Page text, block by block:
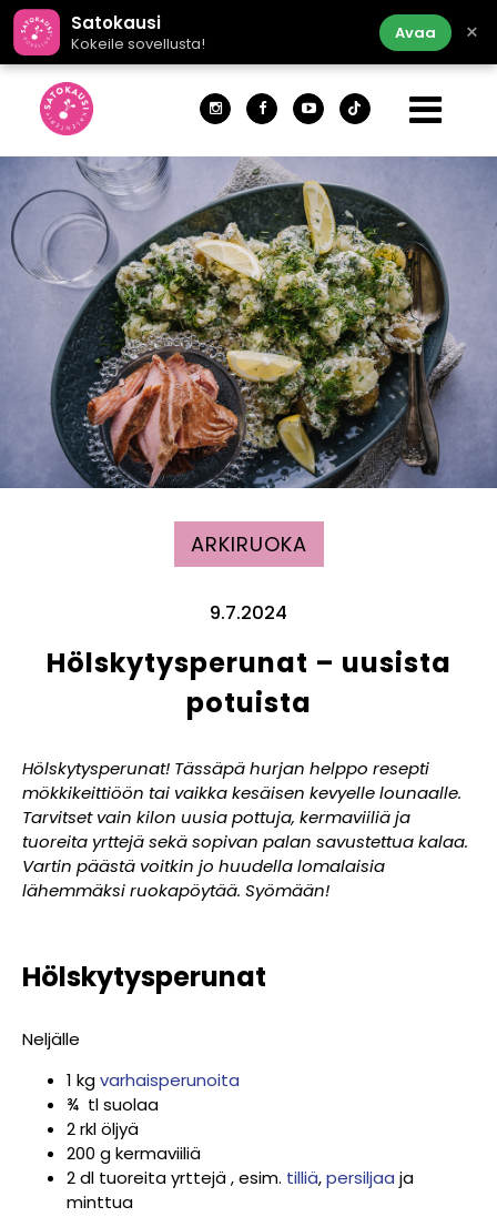
Satokausi
Kokeile sovellusta!
Avaa ×
ARKIRUOKA
9.7.2024
Hölskytysperunat – uusista
potuista
Hölskytysperunat! Tässäpä hurjan helppo resepti
mökkikeittiöön tai vaikka kesäisen kevyelle lounaalle.
Tarvitset vain kilon uusia pottuja, kermaviiliä ja
tuoreita yrttejä sekä sopivan palan savustettua kalaa.
Vartin päästä voitkin jo huudella lomalaisia
lähemmäksi ruokapöytää. Syömään!
Hölskytysperunat
Neljälle
1 kgvarhaisperunoita
¾ tl suolaa
2 rkl öljyä
200 g kermaviiliä
2 dl tuoreita yrttejä , esim. tilliä,persiljaa ja
minttua